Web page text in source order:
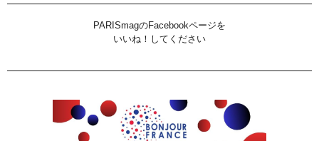
PARISmagのFacebookページを
いいね！してください